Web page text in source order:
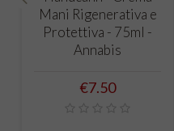
Mani Rigenerativa e
Protettiva - 75ml -
Annabis
Price
€7.50